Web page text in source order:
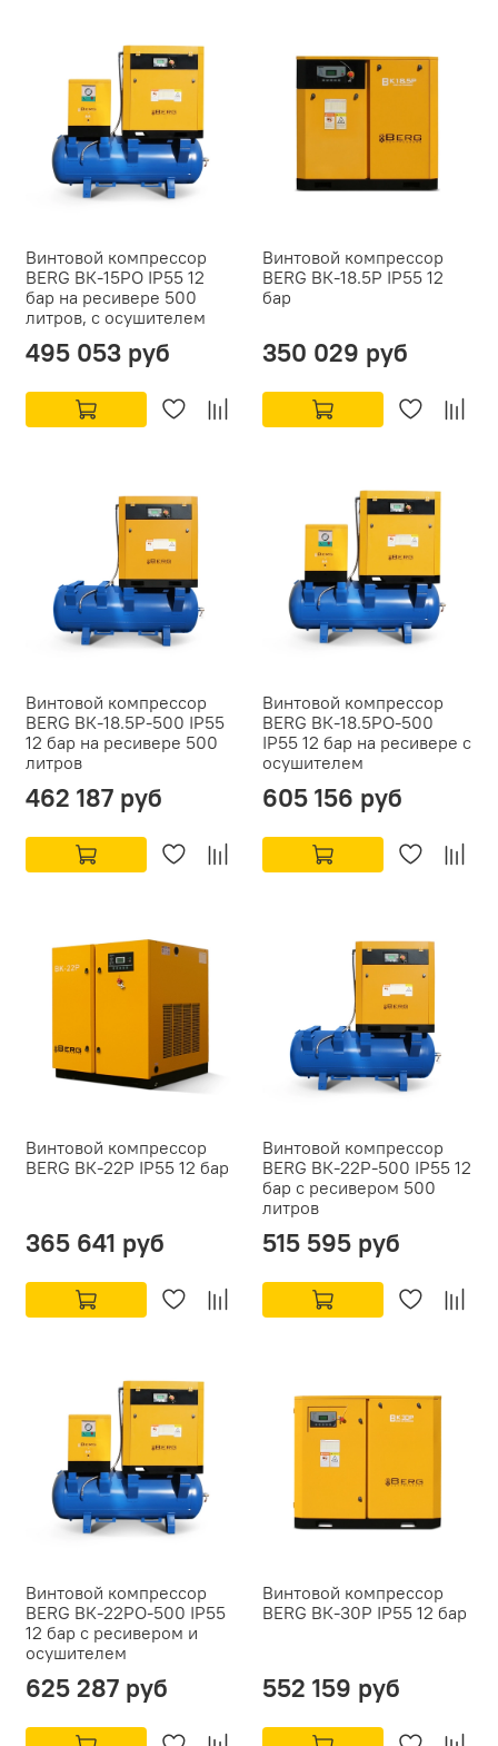
Винтовой компрессор
BERG ВК-15РО IP55 12
бар на ресивере 500
литров, с осушителем
495 053 руб
Винтовой компрессор
BERG ВК-18.5Р IP55 12
бар
350 029 руб
Винтовой компрессор
BERG ВК-18.5Р-500 IP55
12 бар на ресивере 500
литров
462 187 руб
Винтовой компрессор
BERG ВК-18.5РО-500
IP55 12 бар на ресивере с
осушителем
605 156 руб
Винтовой компрессор
BERG ВК-22Р IP55 12 бар
365 641 руб
Винтовой компрессор
BERG ВК-22Р-500 IP55 12
бар с ресивером 500
литров
515 595 руб
Винтовой компрессор
BERG ВК-22РО-500 IP55
12 бар с ресивером и
осушителем
625 287 руб
Винтовой компрессор
BERG ВК-30Р IP55 12 бар
552 159 руб